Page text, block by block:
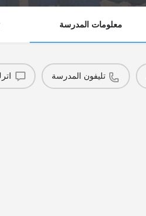
معلومات المدرسة
تليفون المدرسة